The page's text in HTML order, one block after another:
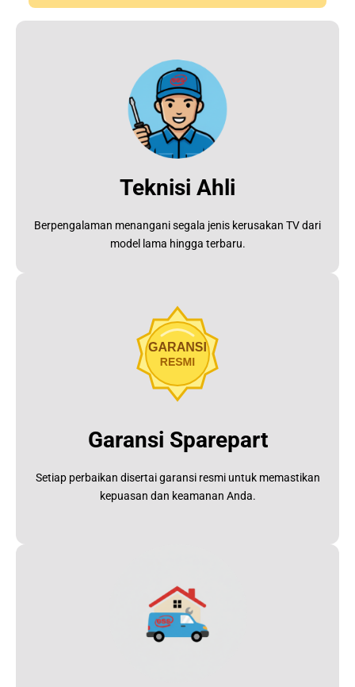
Teknisi Ahli
Berpengalaman menangani segala jenis kerusakan TV dari
model lama hingga terbaru.
Garansi Sparepart
Setiap perbaikan disertai garansi resmi untuk memastikan
kepuasan dan keamanan Anda.